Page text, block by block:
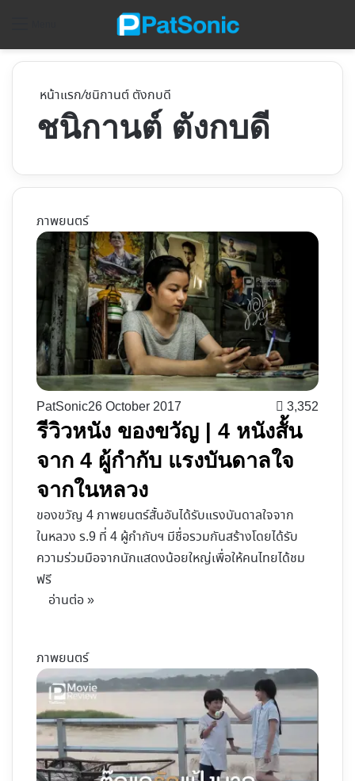
หน้าแรก/ชนิกานต์ ตังกบดี
ชนิกานต์ ตังกบดี
ภาพยนตร์
PatSonic26 October 2017 3,352
รีวิวหนัง ของขวัญ | 4 หนังสั้น
จาก 4 ผู้กำกับ แรงบันดาลใจ
จากในหลวง
ของขวัญ 4 ภาพยนตร์สั้นอันได้รับแรงบันดาลใจจาก
ในหลวง ร.9 ที่ 4 ผู้กำกับฯ มีชื่อรวมกันสร้างโดยได้รับ
ความร่วมมือจากนักแสดงน้อยใหญ่เพื่อให้คนไทยได้ชม
ฟรี
อ่านต่อ »
ภาพยนตร์